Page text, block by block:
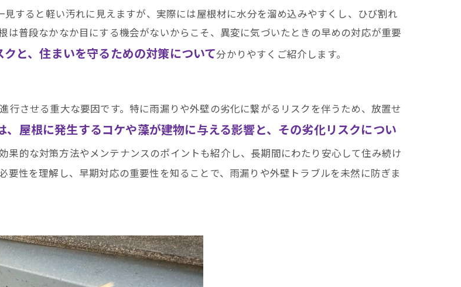
すると軽い汚れに見えますが、実際には屋根材に水分を溜め込みやすくし、ひび割れ
普段なかなか目にする機会がないからこそ、異変に気づいたときの早めの対応が重要
と、住まいを守るための対策について分かりやすくご紹介します。
させる重大な要因です。特に雨漏りや外壁の劣化に繋がるリスクを伴うため、放置せ
、屋根に発生するコケや藻が建物に与える影響と、その劣化リスクについ
果的な対策方法やメンテナンスのポイントも紹介し、長期間にわたり安心して住み続け
性を理解し、早期対応の重要性を知ることで、雨漏りや外壁トラブルを未然に防ぎま